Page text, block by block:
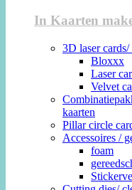
In Kaarten
3D laser
Bloxxx
Laser
Velvet
kaarten
Pillar circle
Accessoires /
foam